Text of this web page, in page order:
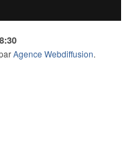
Agence Webdiffusion.